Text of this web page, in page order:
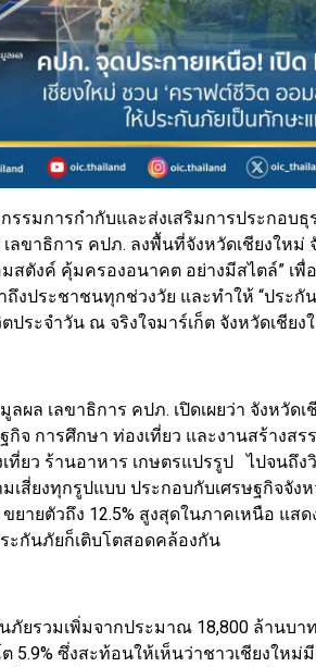
รมการกำกับและส่งเสริมการประกอบ
ลขาธิการ คปภ. ลงพื้นที่จังหวัดเชียงใหม่
สตังค์ คุ้มครองอนาคต อย่างมีสไตล์” เพื่
ถึงประชาชนทุกช่วงวัย และทำให้ “ประกั
ประจำวัน ณ จริงใจมาร์เก็ต จังหวัดเชียง
ผล เลขาธิการ คปภ. เปิดเผยว่า จังหวัด
กิจ การศึกษา ท่องเที่ยว และงานสร้าง
ที่ยว ร้านอาหาร เกษตรแปรรูป ไปจนถึ
เสี่ยงทุกรูปแบบ ประกอบกับเศรษฐกิจจั
ยายตัวถึง 12.5% สูงสุดในภาคเหนือ แส
ะกันภัยก็เติบโตสอดคล้องกัน
ภัยรวมเพิ่มจากประมาณ 18,800 ล้านบา
5.9% ซึ่งสะท้อนให้เห็นว่าชาวเชียงให